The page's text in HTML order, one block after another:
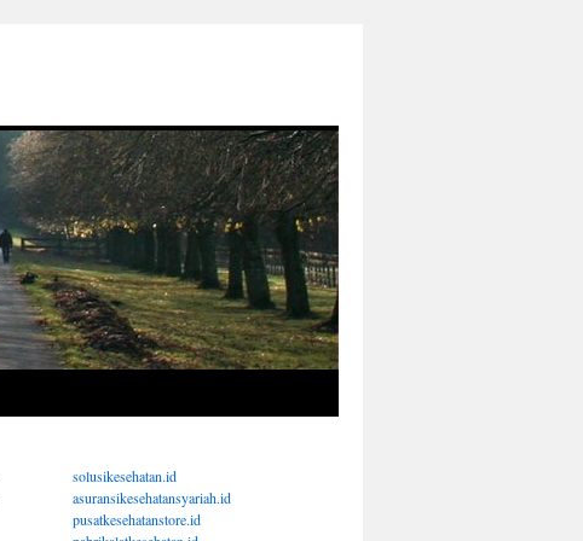
solusikesehatan.id
asuransikesehatansyariah.id
pusatkesehatanstore.id